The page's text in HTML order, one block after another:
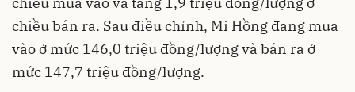
chiều bán ra. Sau điều chỉnh, Mi Hồng đang mua
vào ở mức 146,0 triệu đồng/lượng và bán ra ở
mức 147,7 triệu đồng/lượng.